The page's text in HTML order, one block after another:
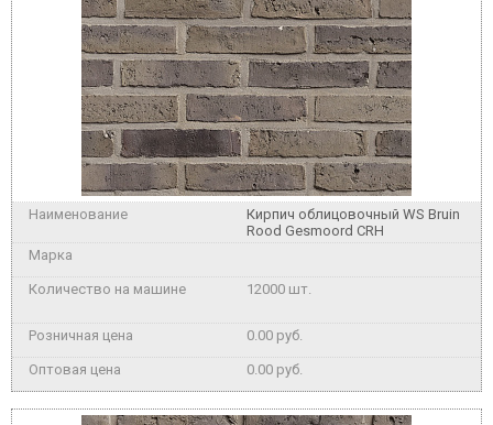
Кирпич облицовочный WS Bruin
Rood Gesmoord CRH
12000 шт.
0.00 руб.
0.00 руб.